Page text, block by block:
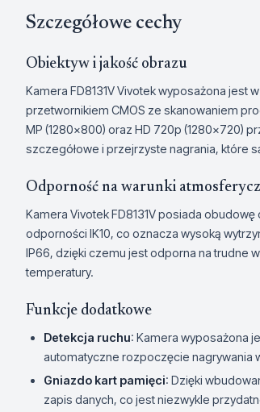
Szczegółowe cechy
Obiektyw i jakość obrazu
Kamera FD8131V Vivotek wyposażona jest
przetwornikiem CMOS ze skanowaniem
MP (1280x800) oraz HD 720p (1280x720)
szczegółowe i przejrzyste nagrania, które
Odporność na warunki
Kamera Vivotek FD8131V posiada
odporności IK10, co oznacza wysoką
IP66, dzięki czemu jest odporna na trudne
temperatury.
Funkcje dodatkowe
Detekcja ruchu: Kamera wyposażona
automatyczne rozpoczęcie nagrywania
Gniazdo kart pamięci: Dzięki
zapis danych, co jest niezwykle